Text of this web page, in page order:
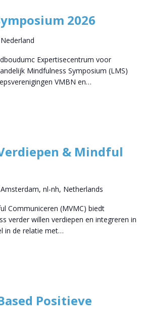
2026
Expertisecentrum voor
Mindfulness Symposium (LMS)
VMBN en…
& Mindful
nl-nh, Netherlands
Communiceren (MVMC) biedt
verder willen verdiepen en integreren in
in de relatie met…
Positieve